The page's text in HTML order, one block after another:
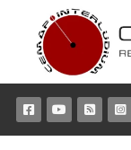
conteúdo